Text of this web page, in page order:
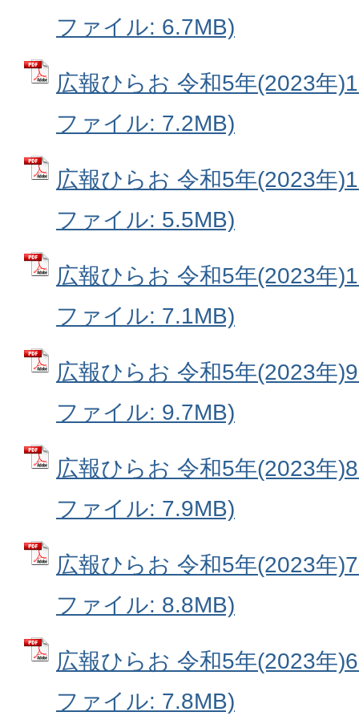
ファイル: 6.7MB)
広報ひらお 令和5年(2023年
ファイル: 7.2MB)
広報ひらお 令和5年(2023年
ファイル: 5.5MB)
広報ひらお 令和5年(2023年
ファイル: 7.1MB)
広報ひらお 令和5年(2023年
ファイル: 9.7MB)
広報ひらお 令和5年(2023年
ファイル: 7.9MB)
広報ひらお 令和5年(2023年
ファイル: 8.8MB)
広報ひらお 令和5年(2023年
ファイル: 7.8MB)